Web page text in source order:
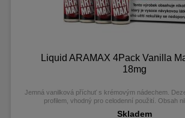
Liquid ARAMAX 4Pack Vanilla
18mg
Jemná vanilková příchuť s krémovým nádechem.
profilem, vhodný pro celodenní použití. Obsah
Skladem